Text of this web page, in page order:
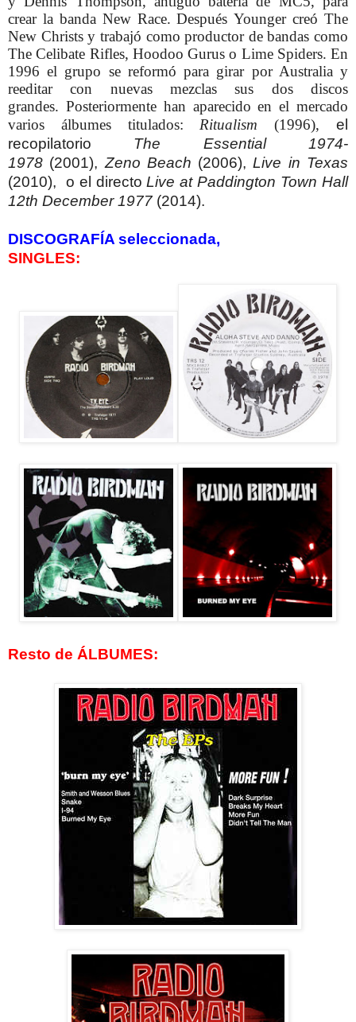
crear la banda New Race. Después Younger creó The
New Christs y trabajó como productor de bandas como
The Celibate Rifles, Hoodoo Gurus o Lime Spiders. En
1996 el grupo se reformó para girar por Australia y
reeditar con nuevas mezclas sus dos discos
grandes. Posteriormente han aparecido en el mercado
varios álbumes titulados: Ritualism (1996),el
recopilatorio The Essential 1974-
1978 (2001), Zeno Beach (2006), Live in Texas
(2010),
o el directoLive at Paddington Town Hall
12th December 1977 (2014).
DISCOGRAFÍA seleccionada,
SINGLES:
Resto de ÁLBUMES: